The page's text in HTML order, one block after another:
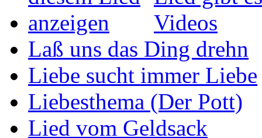
Laß uns das Ding drehn
Liebe sucht immer Liebe
Liebesthema (Der Pott)
Lied vom Geldsack